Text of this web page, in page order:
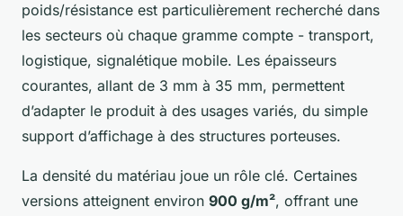
poids/résistance est particulièrement recherché dans
les secteurs où chaque gramme compte - transport,
logistique, signalétique mobile. Les épaisseurs
courantes, allant de 3 mm à 35 mm, permettent
d’adapter le produit à des usages variés, du simple
support d’affichage à des structures porteuses.
La densité du matériau joue un rôle clé. Certaines
versions atteignent environ 900 g/m², offrant une